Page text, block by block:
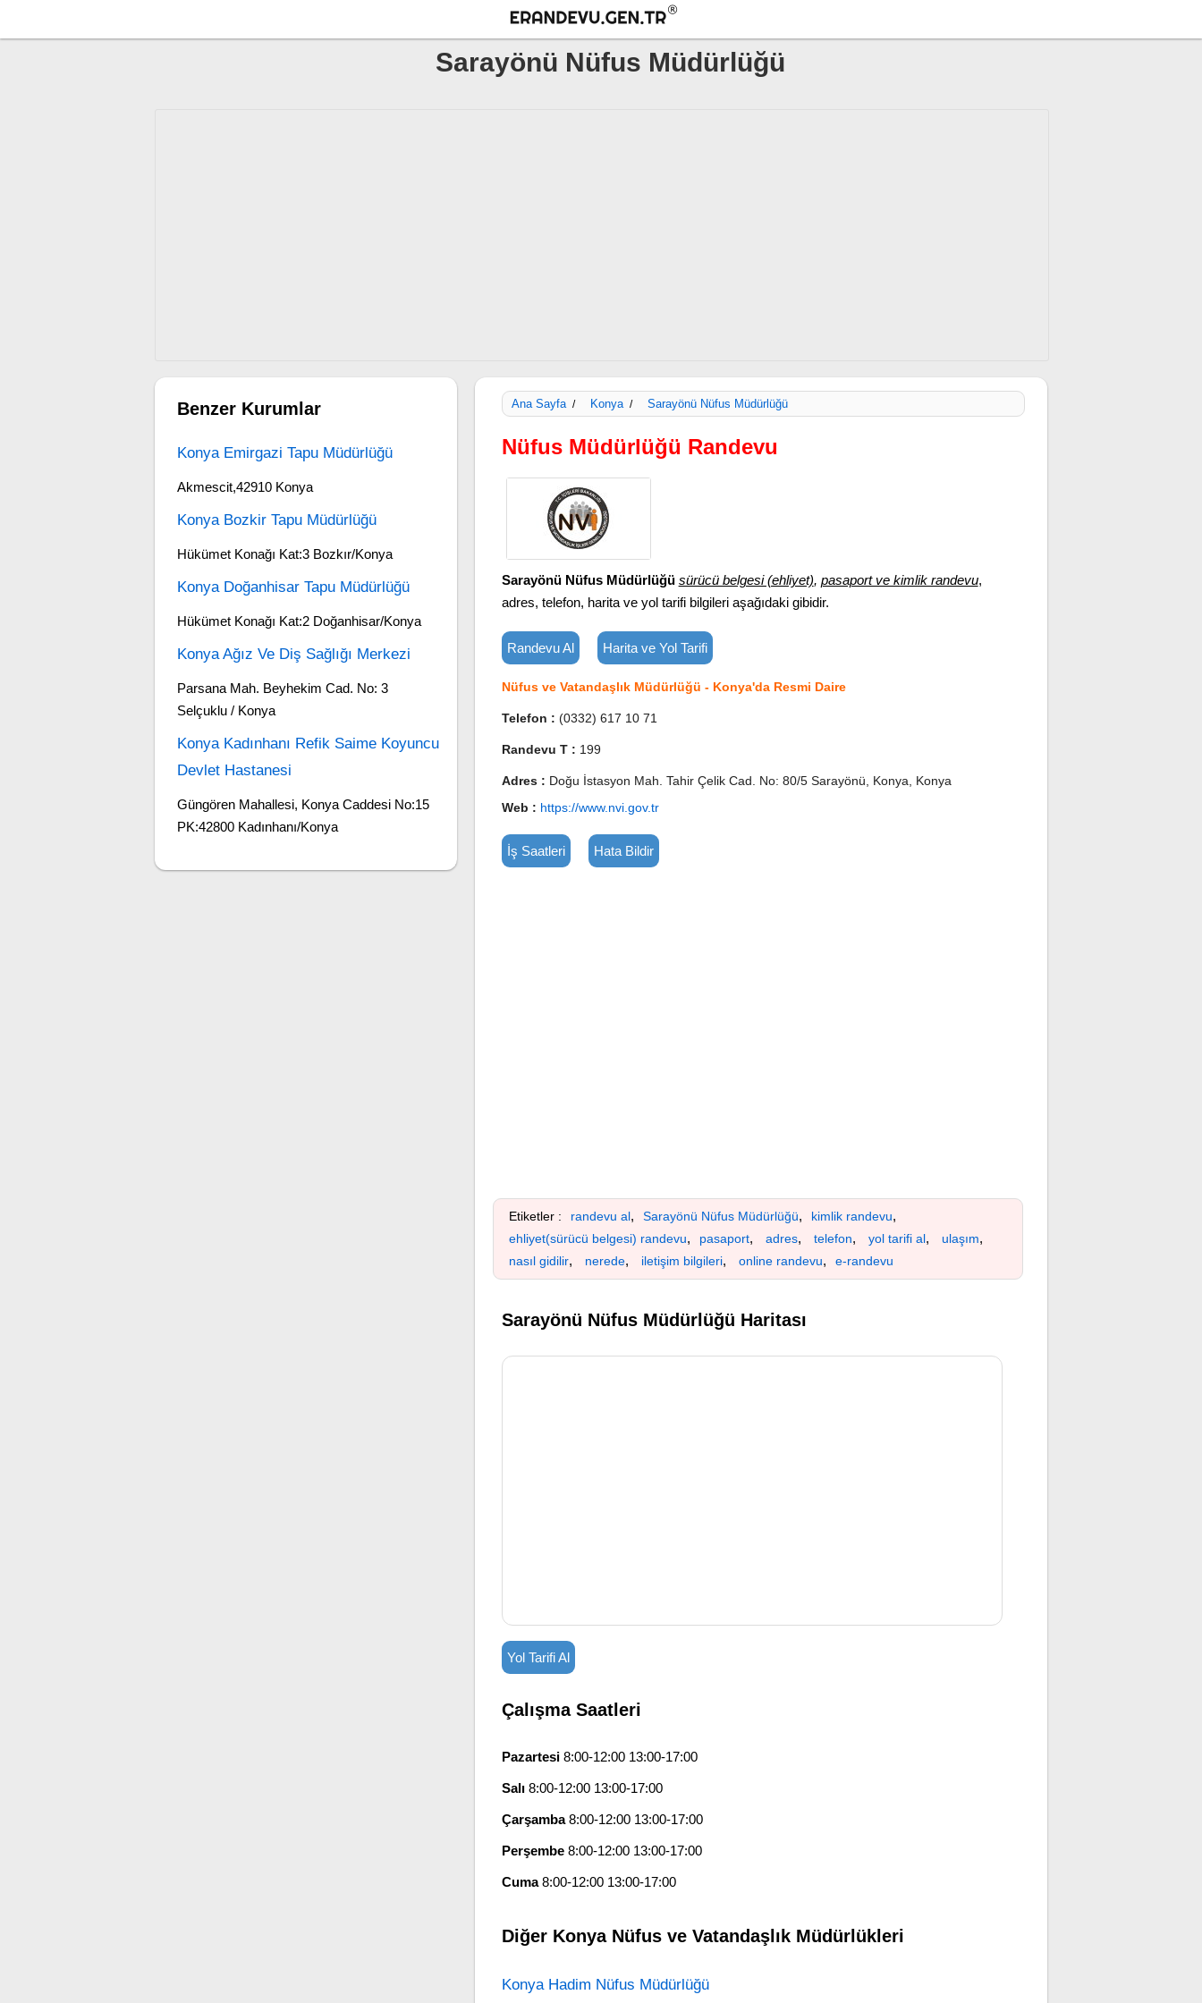
Sarayönü Nüfus Müdürlüğü
Ana Sayfa / Konya / Sarayönü Nüfus Müdürlüğü
Nüfus Müdürlüğü Randevu
Sarayönü Nüfus Müdürlüğü sürücü belgesi (ehliyet), pasaport ve kimlik randevu,
adres, telefon, harita ve yol tarifi bilgileri aşağıdaki gibidir.
Randevu Al Harita ve Yol Tarifi
Nüfus ve Vatandaşlık Müdürlüğü - Konya'da Resmi Daire
Telefon : (0332) 617 10 71
Randevu T : 199
Adres : Doğu İstasyon Mah. Tahir Çelik Cad. No: 80/5 Sarayönü, Konya, Konya
Web : https://www.nvi.gov.tr
İş Saatleri Hata Bildir
Etiketler : randevu al, Sarayönü Nüfus Müdürlüğü, kimlik randevu,
ehliyet(sürücü belgesi) randevu, pasaport, adres, telefon, yol tarifi al, ulaşım,
nasıl gidilir, nerede, iletişim bilgileri, online randevu, e-randevu
Sarayönü Nüfus Müdürlüğü Haritası
Yol Tarifi Al
Çalışma Saatleri
Pazartesi8:00-12:00 13:00-17:00
Salı8:00-12:00 13:00-17:00
Çarşamba8:00-12:00 13:00-17:00
Perşembe8:00-12:00 13:00-17:00
Cuma8:00-12:00 13:00-17:00
Diğer Konya Nüfus ve Vatandaşlık Müdürlükleri
Konya Hadim Nüfus Müdürlüğü
Benzer Kurumlar
Konya Emirgazi Tapu Müdürlüğü
Akmescit,42910 Konya
Konya Bozkir Tapu Müdürlüğü
Hükümet Konağı Kat:3 Bozkır/Konya
Konya Doğanhisar Tapu Müdürlüğü
Hükümet Konağı Kat:2 Doğanhisar/Konya
Konya Ağız Ve Diş Sağlığı Merkezi
Parsana Mah. Beyhekim Cad. No: 3
Selçuklu / Konya
Konya Kadınhanı Refik Saime Koyuncu
Devlet Hastanesi
Güngören Mahallesi, Konya Caddesi No:15
PK:42800 Kadınhanı/Konya